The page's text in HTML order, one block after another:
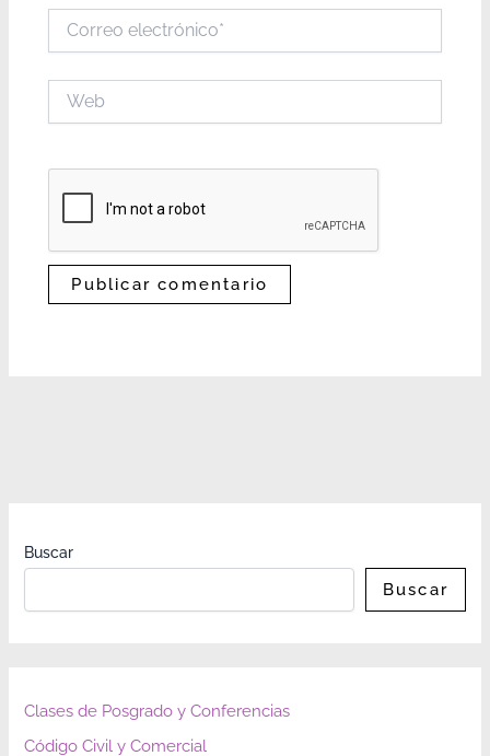
electrónico*
Buscar
Buscar
Clases de Posgrado y Conferencias
Código Civil y Comercial